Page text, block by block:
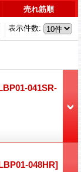
売れ筋順
表示件数:
041SR-
048HR]